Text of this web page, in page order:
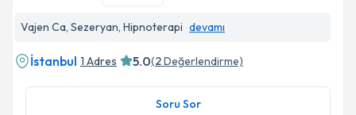
Vajen Ca, Sezeryan, Hipnoterapi devamı
İstanbul 1 Adres 5.0(2Değerlendirme)
Soru Sor